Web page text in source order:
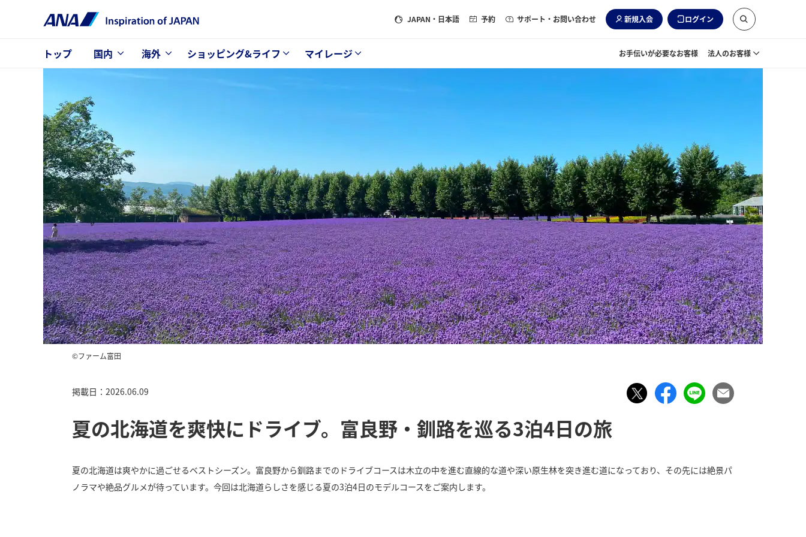
JAPAN ・日本語 予約 サポート・お問い合わせ 新規入会 ログイン
トップ 国内 海外 ショッピング&ライフ マイレージ お手伝いが必要なお客様 法人のお客様
©ファーム富田
掲載日：2026.06.09
夏の北海道を爽快にドライブ。富良野・釧路を巡る3泊4日の旅
夏の北海道は爽やかに過ごせるベストシーズン。富良野から釧路までのドライブコースは木立の中を進む直線的な道や深い原生林を突き進む道になっており、その先には絶景パ
ノラマや絶品グルメが待っています。今回は北海道らしさを感じる夏の3泊4日のモデルコースをご案内します。